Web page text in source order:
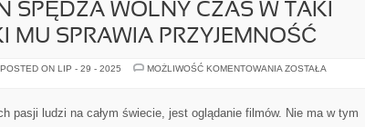
SPĘDZA WOLNY CZAS W TAKI
MU SPRAWIA PRZYJEMNOŚĆ
POSTED ON LIP - 29 - 2025 MOŻLIWOŚĆ KOMENTOWANIA KAŻDY
CZAS
W
ZOSTAŁA
pasji ludzi na całym świecie, jest oglądanie filmów. Nie ma w tym